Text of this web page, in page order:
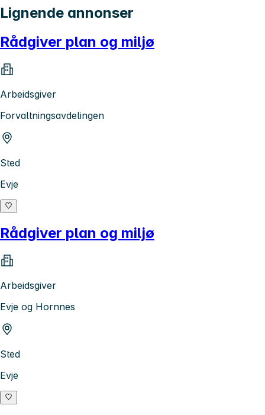
Lignende annonser
Rådgiver plan og miljø
Arbeidsgiver
Forvaltningsavdelingen
Sted
Evje
Rådgiver plan og miljø
Arbeidsgiver
Evje og Hornnes
Sted
Evje